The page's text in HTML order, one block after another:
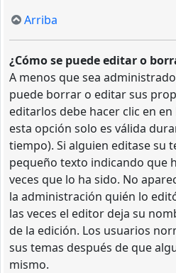
Arriba
¿Cómo se puede editar o
A menos que sea
puede borrar o editar sus
editarlos debe hacer clic en
esta opción solo es válida
tiempo). Si alguien editase su
pequeño texto indicando que
veces que lo ha sido. No
la administración quién lo
las veces el editor deja su
de la edición. Los usuarios
sus temas después de que
mismo.